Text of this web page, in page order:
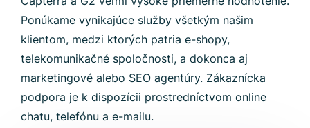
Ponúkame vynikajúce služby všetkým našim
klientom, medzi ktorých patria e-shopy,
telekomunikačné spoločnosti, a dokonca aj
marketingové alebo SEO agentúry. Zákaznícka
podpora je k dispozícii prostredníctvom online
chatu, telefónu a e-mailu.